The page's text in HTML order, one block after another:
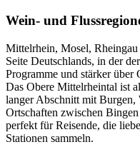
Wein- und
Mittelrhein, Mosel, Rheingau
Seite Deutschlands, in der
Programme und stärker
Das Obere Mittelrheintal ist
langer Abschnitt mit Burgen,
Ortschaften zwischen
perfekt für Reisende, die
Stationen sammeln.